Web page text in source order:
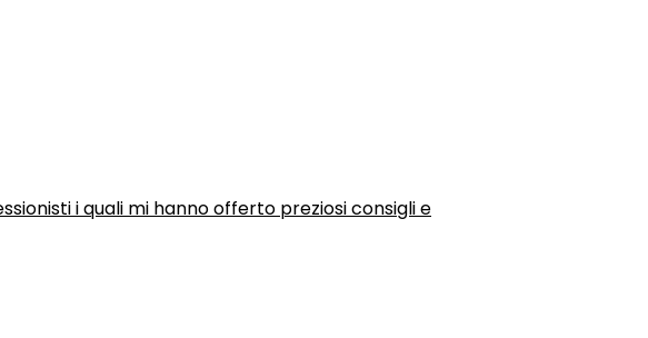
i quali mi hanno offerto preziosi consigli e